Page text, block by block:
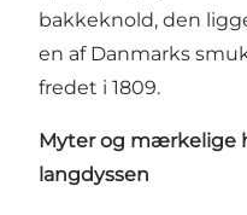
bakkeknold, den
en af Danmarks
fredet i 1809.
Myter og mærkelige
langdyssen